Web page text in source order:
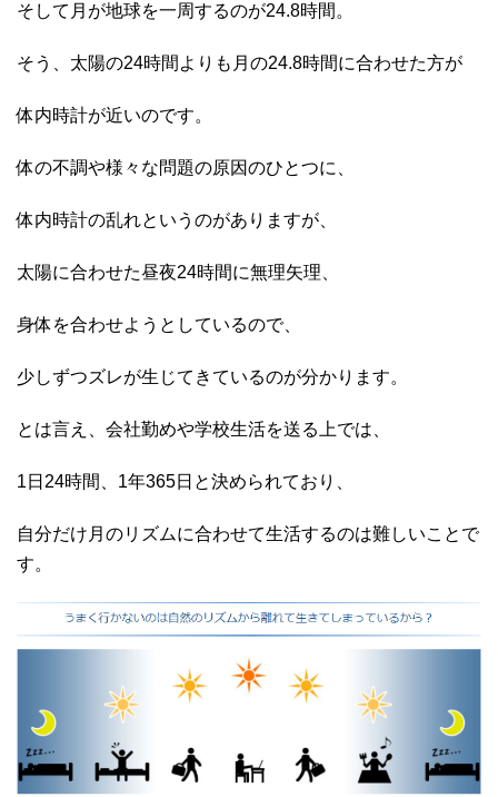
そして月が地球を一周するのが24.8時間。
そう、太陽の24時間よりも月の24.8時間に合わせた方が
体内時計が近いのです。
体の不調や様々な問題の原因のひとつに、
体内時計の乱れというのがありますが、
太陽に合わせた昼夜24時間に無理矢理、
身体を合わせようとしているので、
少しずつズレが生じてきているのが分かります。
とは言え、会社勤めや学校生活を送る上では、
1日24時間、1年365日と決められており、
自分だけ月のリズムに合わせて生活するのは難しいことで
す。